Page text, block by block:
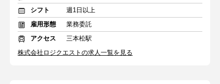
シフト
週1日以上
雇用形態
業務委託
アクセス
三本松駅
株式会社ロジクエストの求人一覧を見る